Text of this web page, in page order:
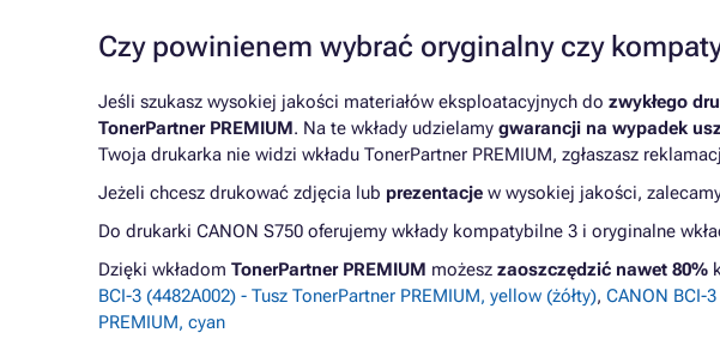
Czy powinienem wybrać oryginalny czy
Jeśli szukasz wysokiej jakości materiałów eksploatacyjnych do zwykłego
TonerPartner PREMIUM. Na te wkłady udzielamy gwarancji na wypadek
Twoja drukarka nie widzi wkładu TonerPartner PREMIUM, zgłaszasz
Jeżeli chcesz drukować zdjęcia lub prezentacje w wysokiej jakości,
Do drukarki CANON S750 oferujemy wkłady kompatybilne 3 i oryginalne
Dzięki wkładom TonerPartner PREMIUM możesz zaoszczędzić nawet 80%
BCI-3 (4482A002) - Tusz TonerPartner PREMIUM, yellow (żółty), CANON BCI-
PREMIUM, cyan